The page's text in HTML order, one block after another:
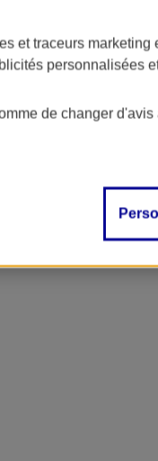
et traceurs marketing
personnalisées
de changer